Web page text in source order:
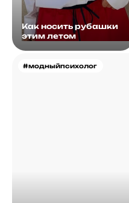
Как носить рубашки
этим летом
#модныйпсихолог